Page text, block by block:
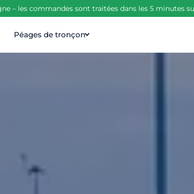
– les commandes sont traitées dans les 5 minutes
Péages de tronçon